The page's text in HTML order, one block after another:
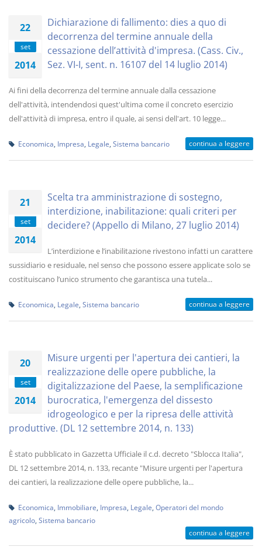
22
set
2014
Dichiarazione di fallimento: dies a quo di
decorrenza del termine annuale della
cessazione dell’attività d'impresa. (Cass. Civ.,
Sez. VI-I, sent. n. 16107 del 14 luglio 2014)
Ai fini della decorrenza del termine annuale dalla cessazione
dell'attività, intendendosi quest'ultima come il concreto esercizio
dell'attività di impresa, entro il quale, ai sensi dell'art. 10 legge...
Economica Impresa Legale Sistema bancario continua a leggere
21
set
2014
Scelta tra amministrazione di sostegno,
interdizione, inabilitazione: quali criteri per
decidere? (Appello di Milano, 27 luglio 2014)
L’interdizione e l’inabilitazione rivestono infatti un carattere
sussidiario e residuale, nel senso che possono essere applicate solo se
costituiscano l’unico strumento che garantisca una tutela...
Economica Legale Sistema bancario continua a leggere
20
set
2014
Misure urgenti per l'apertura dei cantieri, la
realizzazione delle opere pubbliche, la
digitalizzazione del Paese, la semplificazione
burocratica, l'emergenza del dissesto
idrogeologico e per la ripresa delle attività
produttive. (DL 12 settembre 2014, n. 133)
È stato pubblicato in Gazzetta Ufficiale il c.d. decreto "Sblocca Italia",
DL 12 settembre 2014, n. 133, recante "Misure urgenti per l'apertura
dei cantieri, la realizzazione delle opere pubbliche, la...
Economica Immobiliare Impresa Legale Operatori del mondo
agricolo Sistema bancario
continua a leggere